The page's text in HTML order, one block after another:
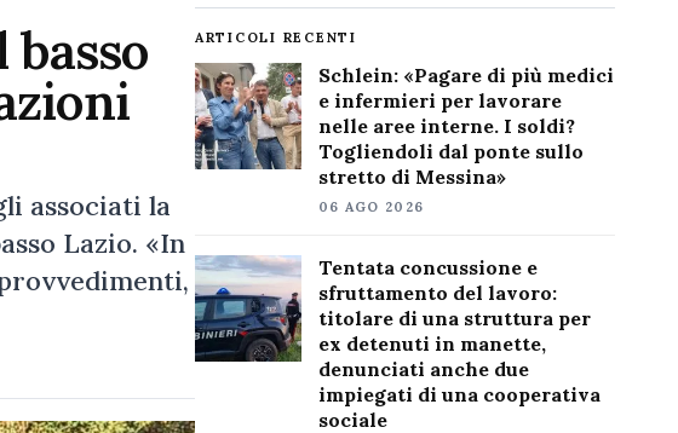
associati la
Lazio. «In
ARTICOLI RECENTI
Schlein: «Pagare di più medici
e infermieri per lavorare
nelle aree interne. I soldi?
Togliendoli dal ponte sullo
stretto di Messina»
06 AGO 2026
Tentata concussione e
sfruttamento del lavoro:
titolare di una struttura per
ex detenuti in manette,
denunciati anche due
impiegati di una cooperativa
sociale